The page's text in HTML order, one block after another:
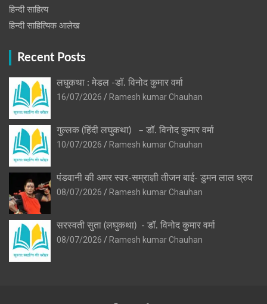
हिन्दी साहित्य
हिन्दी साहित्यिक आलेख
Recent Posts
लघुकथा : मेडल -डॉ. विनोद कुमार वर्मा
16/07/2026
Ramesh kumar Chauhan
गुल्लक (हिंदी लघुकथा) – डॉ. विनोद कुमार वर्मा
10/07/2026
Ramesh kumar Chauhan
पंडवानी की अमर स्वर-सम्राज्ञी तीजन बाई- डुमन लाल ध्रुव
08/07/2026
Ramesh kumar Chauhan
सरस्वती सुता (लघुकथा) ​- डॉ. विनोद कुमार वर्मा
08/07/2026
Ramesh kumar Chauhan